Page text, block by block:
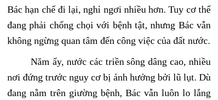
Bác hạn chế đi lại, nghỉ ngơi nhiều hơn. Tuy cơ thể
đang phải chống chọi với bệnh tật, nhưng Bác vẫn
không ngừng quan tâm đến công việc của đất nước.
Năm ấy, nước các triền sông dâng cao, nhiều
nơi đứng trước nguy cơ bị ảnh hưởng bởi lũ lụt. Dù
đang nằm trên giường bệnh, Bác vẫn luôn lo lắng